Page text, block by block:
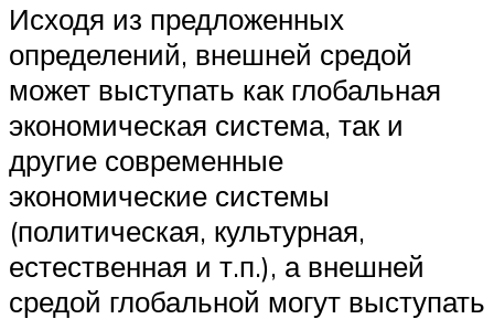
Исходя из предложенных
определений, внешней средой
может выступать как глобальная
экономическая система, так и
другие современные
экономические системы
(политическая, культурная,
естественная и т.п.), а внешней
средой глобальной могут выступать